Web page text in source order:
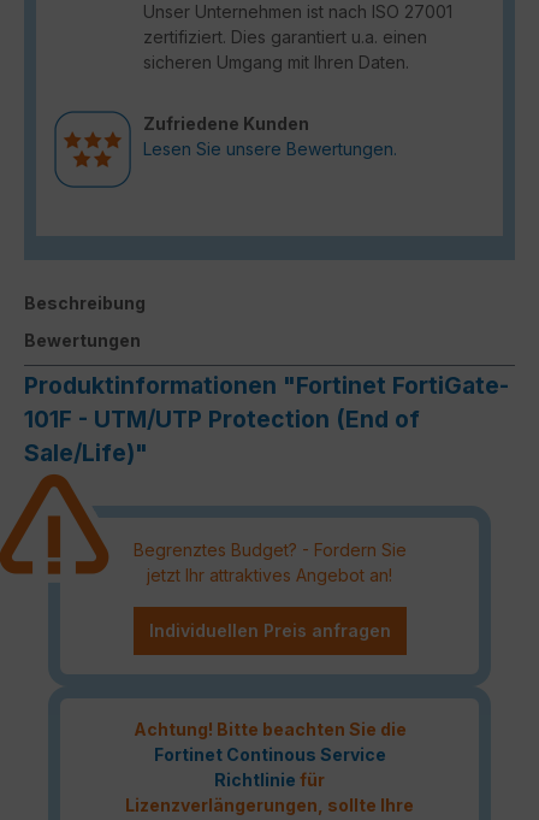
Unser Unternehmen ist nach ISO 27001
zertifiziert. Dies garantiert u.a. einen
sicheren Umgang mit Ihren Daten.
Zufriedene Kunden
Lesen Sie unsere Bewertungen.
Beschreibung
Bewertungen
Produktinformationen "Fortinet FortiGate-
101F - UTM/UTP Protection (End of
Sale/Life)"
Begrenztes Budget? - Fordern Sie
jetzt Ihr attraktives Angebot an!
Individuellen Preis anfragen
Achtung! Bitte beachten Sie die
Fortinet Continous Service
Richtlinie für
Lizenzverlängerungen, sollte Ihre